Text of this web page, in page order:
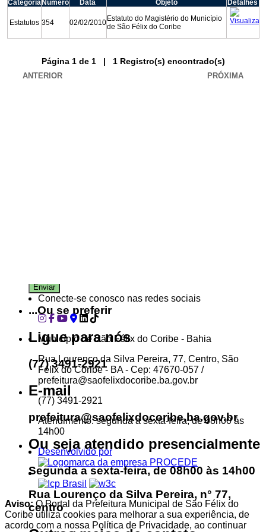
Fale conosco
Nome*
Telefone 1*
...Ou se preferir
Ligue para nós
(77) 3491-2921
E-mail
prefeitura@saofelixdocoribe.ba.gov.br
Ou seja atendido presencialmente
Segunda a sexta-feira, de 08h00 às 14h00
Rua Lourenço da Silva Pereira, n° 77,
centro
CategoriaNúmero Data Objeto Detalhes
Estatutos 354 02/02/2010Estatuto do Magistério do Município
de São Félix do Coribe
ANTERIOR
Página 1 de 1 | 1 Registro(s) encontrado(s)
PRÓXIMA
Conecte-se conosco nas redes sociais
Município de São Félix do Coribe - Bahia
Rua Lourenço da Silva Pereira, 77, Centro, São
Félix do Coribe - BA - Cep: 47670-057 /
prefeitura@saofelixdocoribe.ba.gov.br
(77) 3491-2921
Atendimento: segunda a sexta-feira, de 08h00 às
14h00
Desenvolvido por
Aviso:O Portal da Prefeitura Municipal de São Félix do
Coribe utiliza cookies para melhorar a sua experiência, de
acordo com a nossa Política de Privacidade, ao continuar